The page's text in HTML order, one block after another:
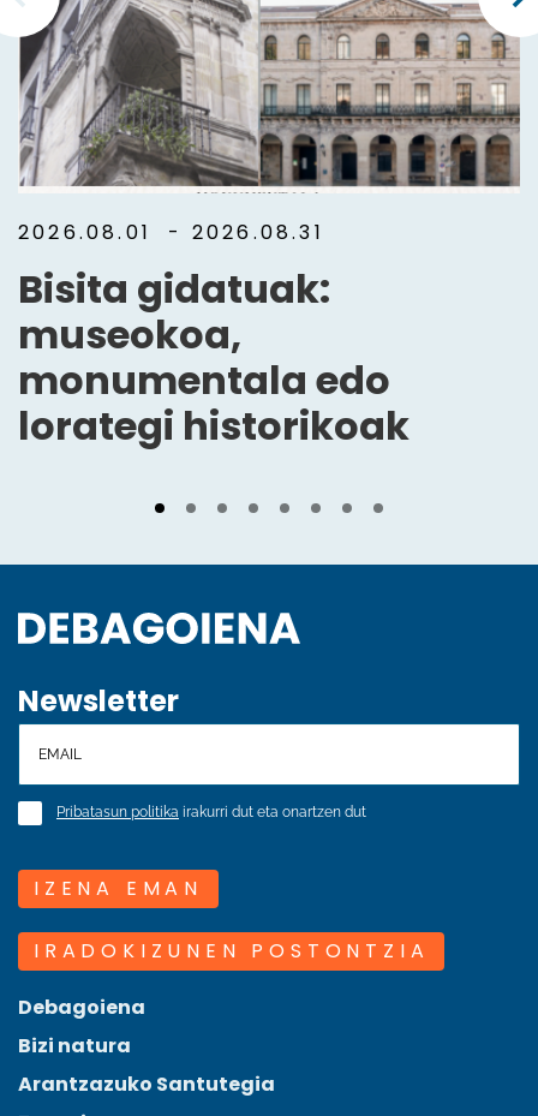
2026.08.01 - 2026.08.31
Bisita gidatuak:
museokoa,
monumentala edo
lorategi historikoak
Newsletter
Pribatasun politika irakurri dut eta onartzen dut
IZENA EMAN
IRADOKIZUNEN POSTONTZIA
Debagoiena
Bizi natura
Arantzazuko Santutegia